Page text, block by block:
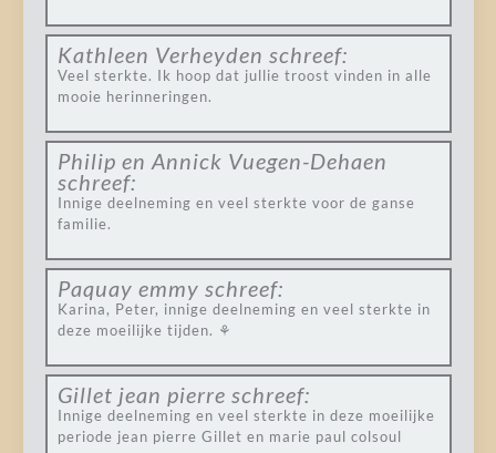
Kathleen Verheyden schreef:
Veel sterkte. Ik hoop dat jullie troost vinden in alle
mooie herinneringen.
Philip en Annick Vuegen-Dehaen
schreef:
Innige deelneming en veel sterkte voor de ganse
familie.
Paquay emmy schreef:
Karina, Peter, innige deelneming en veel sterkte in
deze moeilijke tijden. ⚘️
Gillet jean pierre schreef:
Innige deelneming en veel sterkte in deze moeilijke
periode jean pierre Gillet en marie paul colsoul